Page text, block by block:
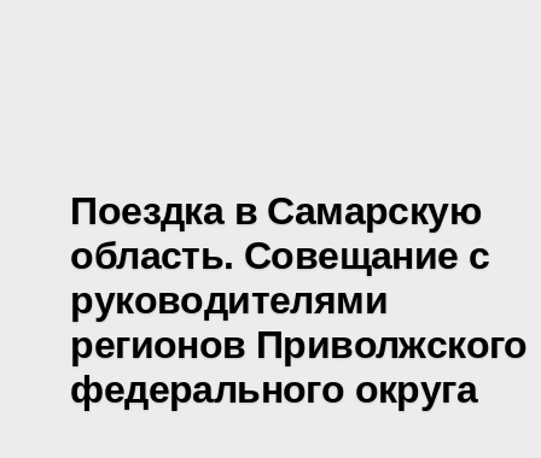
Поездка в Самарскую
область. Совещание с
руководителями
регионов Приволжского
федерального округа